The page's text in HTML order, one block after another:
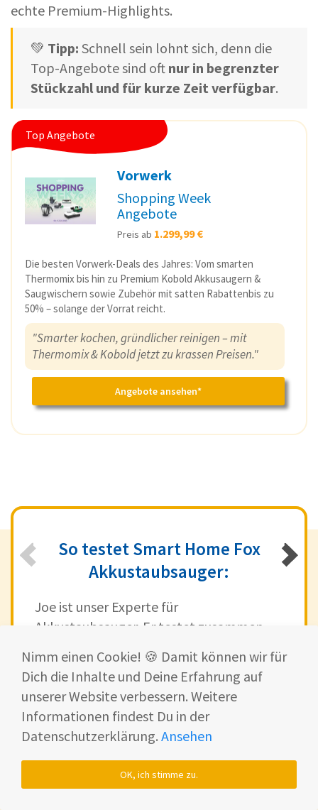
echte Premium-Highlights.
💚 Tipp: Schnell sein lohnt sich, denn die
Top-Angebote sind oft nur in begrenzter
Stückzahl und für kurze Zeit verfügbar.
Top Angebote
Vorwerk
Shopping Week
Angebote
Preis ab 1.299,99 €
Die besten Vorwerk-Deals des Jahres: Vom smarten
Thermomix bis hin zu Premium Kobold Akkusaugern &
Saugwischern sowie Zubehör mit satten Rabattenbis zu
50% – solange der Vorrat reicht.
"Smarter kochen, gründlicher reinigen – mit
Thermomix & Kobold jetzt zu krassen Preisen."
Angebote ansehen*
So testet Smart Home Fox
Akkustaubsauger:
Joe ist unser Experte für
Akkustaubsauger. Er testet zusammen
Jahren jeden Staubsauger, der ihm vor
den Füßen saugt.
Seine langjährige Erfahrung hilft ihm
dabei, jeden Akkusauger zu begutachten
und zu bewerten.
Nimm einen Cookie! 🍪 Damit können wir für
Dich die Inhalte und Deine Erfahrung auf
unserer Website verbessern. Weitere
Informationen findest Du in der
Datenschutzerklärung. Ansehen
OK, ich stimme zu.